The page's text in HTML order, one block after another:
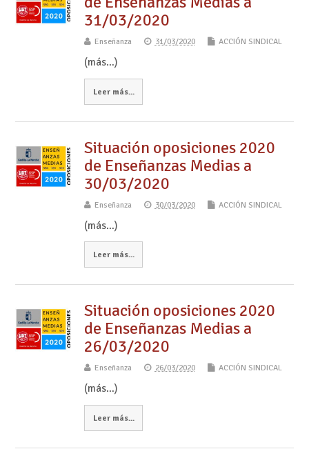
31/03/2020
Enseñanza 31/03/2020 ACCIÓN SINDICAL
(más…)
Leer más...
Situación oposiciones 2020
de Enseñanzas Medias a
30/03/2020
Enseñanza 30/03/2020 ACCIÓN SINDICAL
(más…)
Leer más...
Situación oposiciones 2020
de Enseñanzas Medias a
26/03/2020
Enseñanza 26/03/2020 ACCIÓN SINDICAL
(más…)
Leer más...